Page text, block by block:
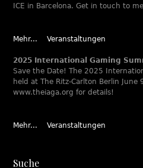
ICE in Barcelona. Get in touch to
Mehr... Veranstaltungen
2025 International Gaming
Save the Date! The 2025
held at The Ritz-Carlton Berlin June
www.theiaga.org for details!
Mehr... Veranstaltungen
Suche